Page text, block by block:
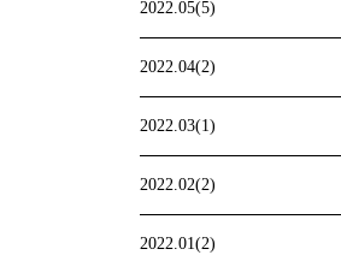
2022.05(5)
2022.04(2)
2022.03(1)
2022.02(2)
2022.01(2)